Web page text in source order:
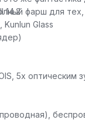
фарш для
14.2
Kunlun Glass
5x оптическим